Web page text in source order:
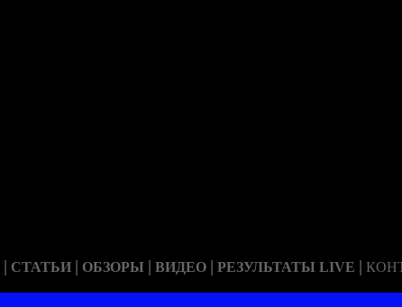
| СТАТЬИ | ОБЗОРЫ | ВИДЕО | РЕЗУЛЬТАТЫ LIVE |